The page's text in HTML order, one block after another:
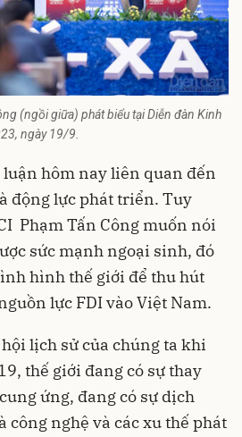
(ngồi giữa) phát biểu tại Diễn đàn Kinh
ngày 19/9.
luận hôm nay liên quan đến
động lực phát triển. Tuy
Phạm Tấn Công muốn nói
sức mạnh ngoại sinh, đó
hình thế giới để thu hút
lực FDI vào Việt Nam.
lịch sử của chúng ta khi
thế giới đang có sự thay
ứng, đang có sự dịch
công nghệ và các xu thế phát